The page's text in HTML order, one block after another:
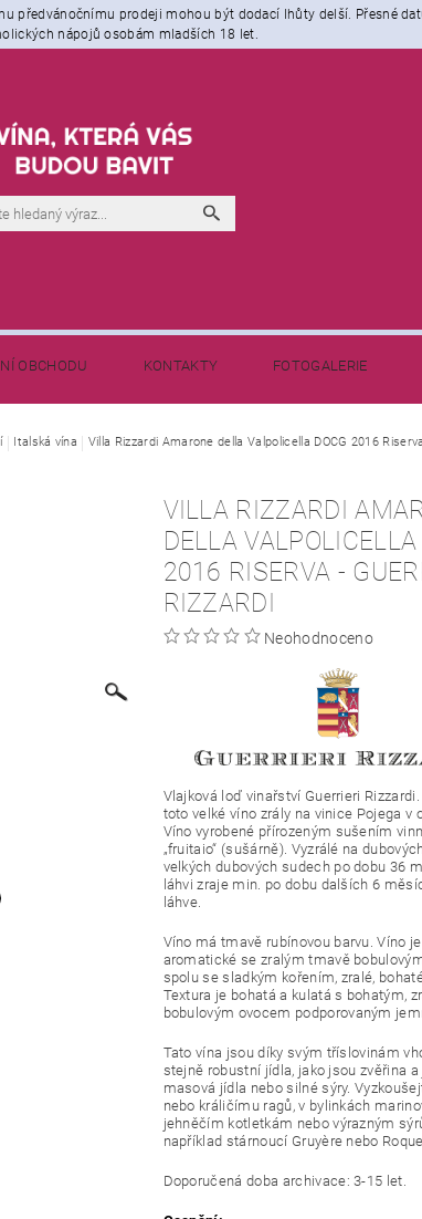
předvánočnímu prodeji mohou být dodací lhůty delší. Přesné
nápojů osobám mladších 18 let.
OBCHODU KONTAKTY FOTOGALERIE
Italská vína
Villa Rizzardi Amarone della Valpolicella DOCG 2016
VILLA RIZZARDI
DELLA VALPOLICELLA
2016 RISERVA -
RIZZARDI
Neohodnoceno
Vlajková loď vinařství Guerrieri Rizzardi.
toto velké víno zrály na vinice Pojega v
Víno vyrobené přírozeným sušením
„fruitaio“ (sušárně). Vyzrálé na
velkých dubových sudech po dobu 36
láhvi zraje min. po dobu dalších 6
láhve.
Víno má tmavě rubínovou barvu . Víno
aromatické se zralým tmavě
spolu se sladkým kořením, zralé,
Textura je bohatá a kulatá s bohatým,
bobulovým ovocem podporovaným
Tato vína jsou díky svým tříslovinám
stejně robustní jídla, jako jsou zvěřina a
masová jídla nebo silné sýry.
nebo králičímu ragů, v bylinkách
jehněčím kotletkám nebo výrazným
například stárnoucí Gruyère nebo
Doporučená doba archivace: 3-15 let.